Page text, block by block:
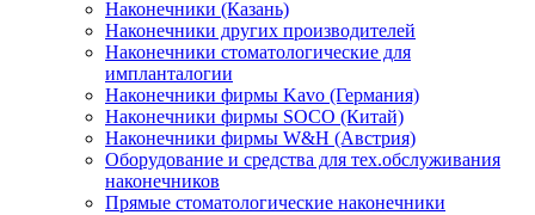
Наконечники (Казань)
Наконечники других производителей
Наконечники стоматологические для
импланталогии
Наконечники фирмы Kavo (Германия)
Наконечники фирмы SOCO (Китай)
Наконечники фирмы W&H (Австрия)
Оборудование и средства для тех.обслуживания
наконечников
Прямые стоматологические наконечники